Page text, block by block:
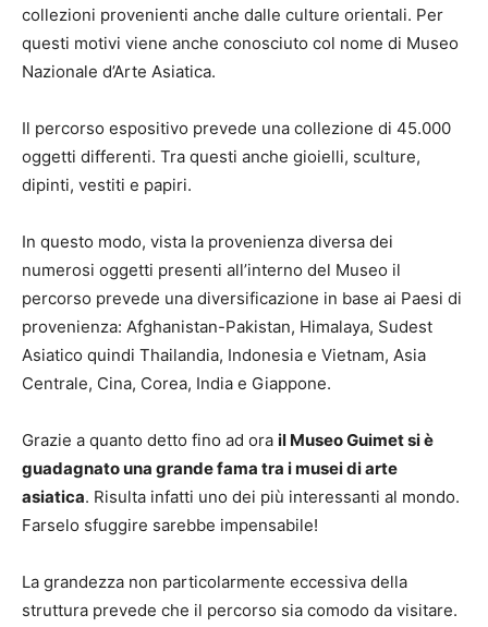
collezioni provenienti anche dalle culture orientali. Per
questi motivi viene anche conosciuto col nome di Museo
Nazionale d’Arte Asiatica.
Il percorso espositivo prevede una collezione di 45.000
oggetti differenti. Tra questi anche gioielli, sculture,
dipinti, vestiti e papiri.
In questo modo, vista la provenienza diversa dei
numerosi oggetti presenti all’interno del Museo il
percorso prevede una diversificazione in base ai Paesi di
provenienza: Afghanistan-Pakistan, Himalaya, Sudest
Asiatico quindi Thailandia, Indonesia e Vietnam, Asia
Centrale, Cina, Corea, India e Giappone.
Grazie a quanto detto fino ad ora il Museo Guimet si è
guadagnato una grande fama tra i musei di arte
asiatica. Risulta infatti uno dei più interessanti al mondo.
Farselo sfuggire sarebbe impensabile!
La grandezza non particolarmente eccessiva della
struttura prevede che il percorso sia comodo da visitare.